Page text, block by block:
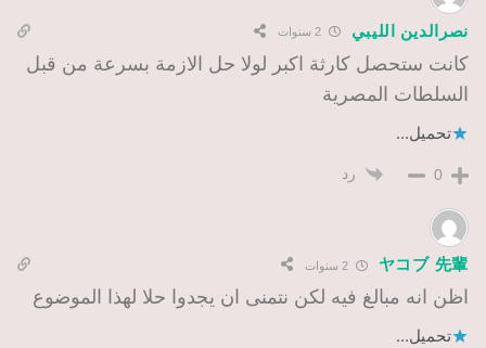
نصرالدين الليبي 2 سنوات
كانت ستحصل كارثة اكبر لولا حل الازمة بسرعة من قبل
السلطات المصرية
تحميل...
0 رد
ヤコブ 先輩 2 سنوات
اظن انه مبالغ فيه لكن نتمنى ان يجدوا حلا لهذا الموضوع
تحميل...